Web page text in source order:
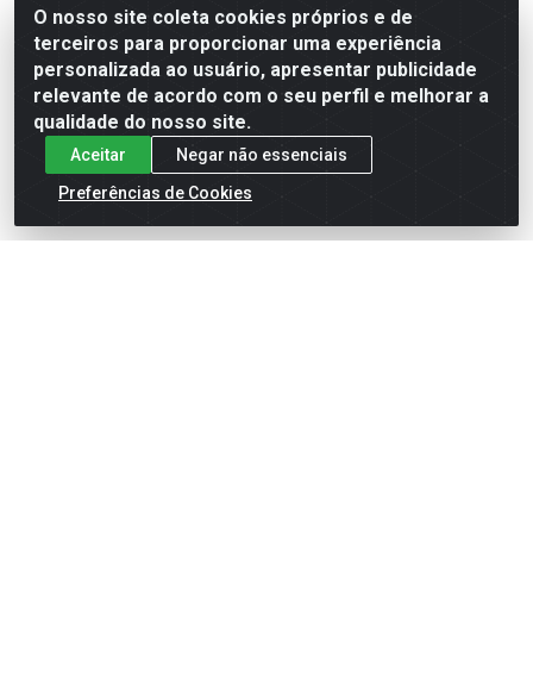
O nosso site coleta cookies próprios e de
terceiros para proporcionar uma experiência
personalizada ao usuário, apresentar publicidade
relevante de acordo com o seu perfil e melhorar a
qualidade do nosso site.
Aceitar
Negar não essenciais
Preferências de Cookies
Formas de Pagamento